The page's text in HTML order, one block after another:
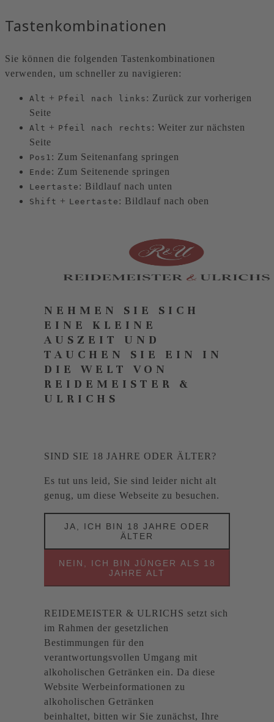
Tastenkombinationen
Sie können die folgenden Tastenkombinationen
verwenden, um schneller zu navigieren:
Alt + Pfeil nach links : Zurück zur vorherigen
Seite
Alt + Pfeil nach rechts : Weiter zur nächsten
Seite
Pos1 : Zum Seitenanfang springen
Ende : Zum Seitenende springen
Leertaste : Bildlauf nach unten
Shift + Leertaste : Bildlauf nach oben
NEHMEN SIE SICH
EINE KLEINE
AUSZEIT UND
TAUCHEN SIE EIN IN
DIE WELT VON
REIDEMEISTER &
ULRICHS
SIND SIE 18 JAHRE ODER ÄLTER?
Es tut uns leid, Sie sind leider nicht alt
genug, um diese Webseite zu besuchen.
JA, ICH BIN 18 JAHRE ODER
ÄLTER
NEIN, ICH BIN JÜNGER ALS 18
JAHRE ALT
REIDEMEISTER & ULRICHS setzt sich
im Rahmen der gesetzlichen
Bestimmungen für den
verantwortungsvollen Umgang mit
alkoholischen Getränken ein. Da diese
Website Werbeinformationen zu
alkoholischen Getränken
beinhaltet, bitten wir Sie zunächst, Ihre